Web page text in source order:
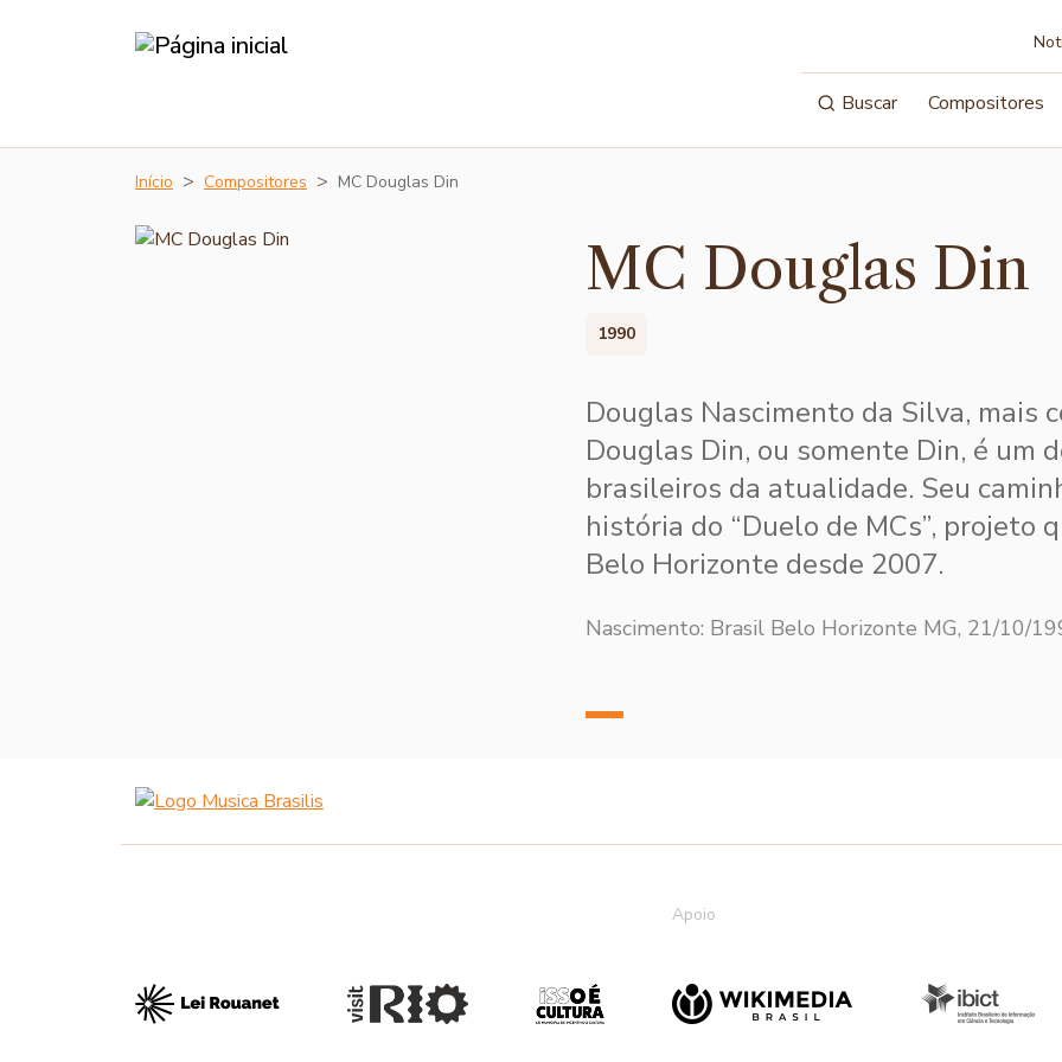
Buscar Compositores
Início Compositores MC Douglas Din
MC Douglas Din
1990
Douglas Nascimento da Silva, mais
Douglas Din, ou somente Din, é um
brasileiros da atualidade. Seu
história do “Duelo de MCs”, projeto
Belo Horizonte desde 2007.
Nascimento: Brasil Belo Horizonte MG, 21/10/
Apoio